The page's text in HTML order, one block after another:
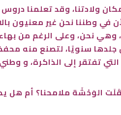
ولادتنا، وقد تعلمنا
وطننا نحن غير معنيون
وهي نحن، وعلى الرغم من
جلدها سنويًا، لتصنع منه
تفتقر إلى الذاكرة، و
الوَحْشَة ملامحنا؟ أم هل